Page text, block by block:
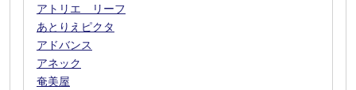
アトリエ リーフ
あとりえピクタ
アドバンス
アネック
奄美屋